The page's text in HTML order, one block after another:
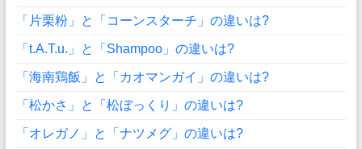
「片栗粉」と「コーンスターチ」の違いは?
「t.A.T.u.」と「Shampoo」の違いは?
「海南鶏飯」と「カオマンガイ」の違いは?
「松かさ」と「松ぼっくり」の違いは?
「オレガノ」と「ナツメグ」の違いは?